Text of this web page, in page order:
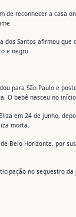
de reconhecer a casa
dos Santos afirmou
e negro.
para São Paulo e
O bebê nasceu no
em 24 de junho,
morta.
Belo Horizonte, por
no sequestro